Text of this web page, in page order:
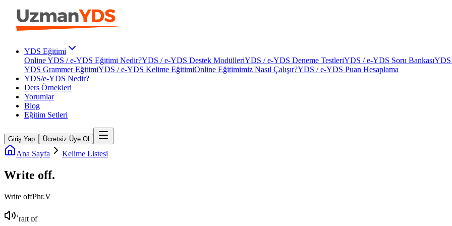
YDS Eğitimi
Online YDS / e-YDS Eğitimi Nedir?YDS / e-YDS Destek ModülleriYDS / e-YDS Deneme TestleriYDS / e-YDS Soru BankasıYDS
YDS Grammer EğitimiYDS / e-YDS Kelime EğitimiOnline Eğitimimiz Nasıl Çalışır?YDS / e-YDS Puan Hesaplama
YDS/e-YDS Nedir?
Ders Örnekleri
Yorumlar
Blog
Eğitim Setleri
Giriş Yap Ücretsiz Üye Ol
Ana Sayfa Kelime Listesi
Write off.
Write offPhr.V
ˈraɪt ɒf